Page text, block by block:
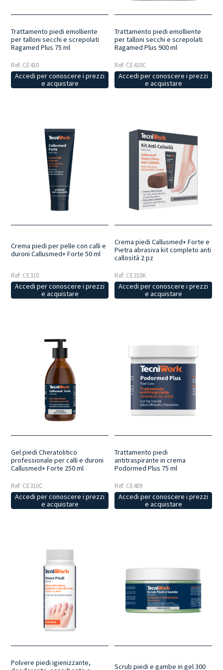
Trattamento piedi emolliente
per talloni secchi e screpolati
Ragamed Plus 75 ml
Ref: CE410
Accedi per conoscere i prezzi
e acquistare
Trattamento piedi emolliente
per talloni secchi e screpolati
Ragamed Plus 900 ml
Ref: CE410C
Accedi per conoscere i prezzi
e acquistare
Crema piedi per pelle con calli e
duroni Callusmed+ Forte 50 ml
Ref: CE310
Accedi per conoscere i prezzi
e acquistare
Crema piedi Callusmed+ Forte e
Pietra abrasiva kit completo anti
callosità 2 pz
Ref: CE310K
Accedi per conoscere i prezzi
e acquistare
Gel piedi Cheratolitico
professionale per calli e duroni
Callusmed+ Forte 250 ml
Ref: CE310C
Accedi per conoscere i prezzi
e acquistare
Trattamento piedi
antitraspirante in crema
Podormed Plus 75 ml
Ref: CE409
Accedi per conoscere i prezzi
e acquistare
Polvere piedi igienizzante,
Scrub piedi e gambe in gel 300